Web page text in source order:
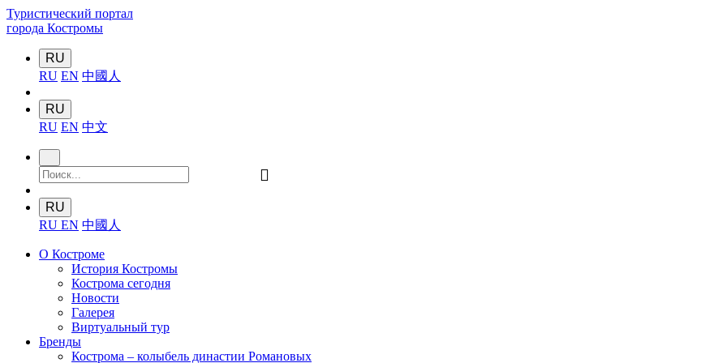
Туристический портал
города Костромы
RU
RU EN 中國人
RU
RU EN 中文
󰍉
RU
RU EN 中國人
О Костроме
История Костромы
Кострома сегодня
Новости
Галерея
Виртуальный тур
Бренды
Кострома – колыбель династии Романовых